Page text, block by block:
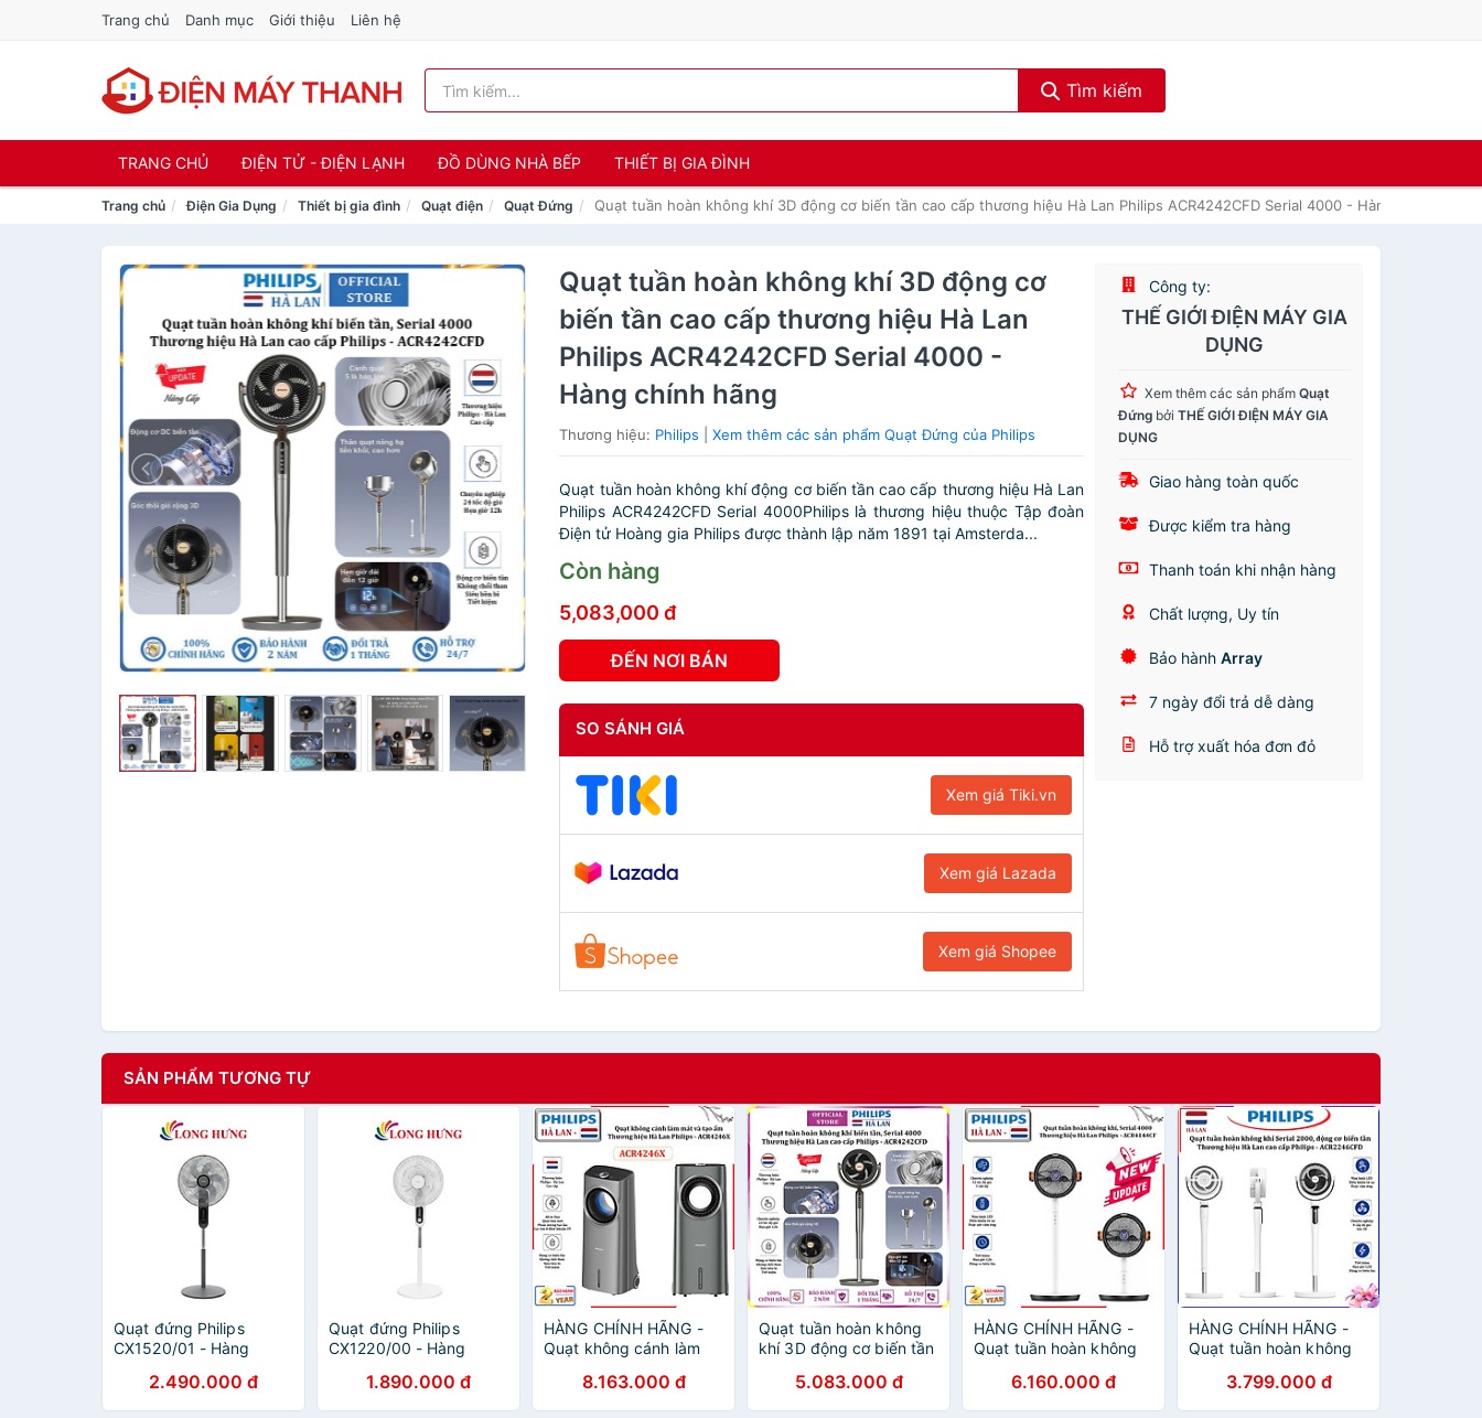
Trang chủ Danh mục Giới thiệu Liên hệ
Tìm kiếm
TRANG CHỦ ĐIỆN TỬ - ĐIỆN LẠNH ĐỒ DÙNG NHÀ BẾP THIẾT BỊ GIA ĐÌNH
Trang chủ Điện Gia Dụng Thiết bị gia đình Quạt điện Quạt Đứng Quạt tuần hoàn không khí 3D động cơ biến tần cao cấp thương hiệu Hà Lan Philips ACR4242CFD Serial 4000 - Hàng chính hãng
Quạt tuần hoàn không khí 3D động cơ
biến tần cao cấp thương hiệu Hà Lan
Philips ACR4242CFD Serial 4000 -
Hàng chính hãng
Thương hiệu: Philips |Xem thêm các sản phẩm Quạt Đứng của Philips
Quạt tuần hoàn không khí động cơ biến tần cao cấp thương hiệu Hà Lan
Philips ACR4242CFD Serial 4000Philips là thương hiệu thuộc Tập đoàn
Điện tử Hoàng gia Philips được thành lập năm 1891 tại Amsterda...
Còn hàng
5,083,000 đ
ĐẾN NƠI BÁN
SO SÁNH GIÁ
Xem giá Tiki.vn
Xem giá Lazada
Xem giá Shopee
Công ty:
THẾ GIỚI ĐIỆN MÁY GIA
DỤNG
Xem thêm các sản phẩmQuạt
Đứng bởiTHẾ GIỚI ĐIỆN MÁY GIA
DỤNG
Giao hàng toàn quốc
Được kiểm tra hàng
Thanh toán khi nhận hàng
Chất lượng, Uy tín
Bảo hànhArray
7 ngày đổi trả dễ dàng
Hỗ trợ xuất hóa đơn đỏ
SẢN PHẨM TƯƠNG TỰ
Quạt đứng Philips
CX1520/01 - Hàng
2.490.000 đ
Quạt đứng Philips
CX1220/00 - Hàng
1.890.000 đ
HÀNG CHÍNH HÃNG -
Quạt không cánh làm
ẩm. Kiêm lọc không khí
ion âm và khử khuẩn
8.163.000 đ
Quạt tuần hoàn không
khí 3D động cơ biến tần
Lan Philips
ACR4242CFD Serial
5.083.000 đ
HÀNG CHÍNH HÃNG -
Quạt tuần hoàn không
cơ biến tần chuyên
nghiệp. Thương hiệu Hà
6.160.000 đ
HÀNG CHÍNH HÃNG -
Quạt tuần hoàn không
biến tần, 40W. Thương
hiệu Hà Lan cao cấp
3.799.000 đ